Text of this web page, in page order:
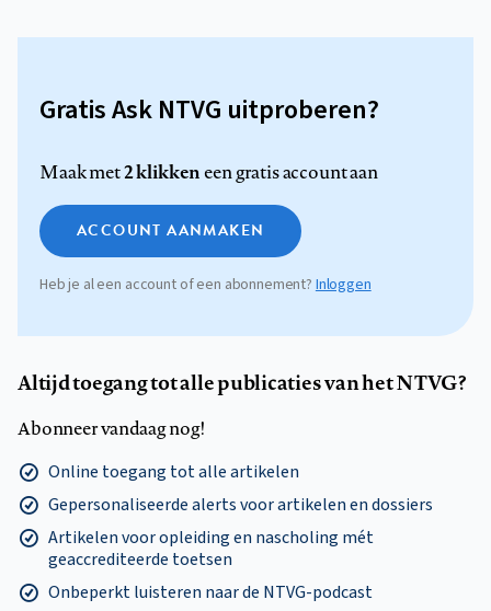
Gratis Ask NTVG uitproberen?
Maak met2 klikkeneen gratis account aan
ACCOUNT AANMAKEN
Heb je al een account of een abonnement? Inloggen
Altijd toegang tot alle publicaties van het NTVG?
Abonneer vandaag nog!
Online toegang tot alle artikelen
Gepersonaliseerde alerts voor artikelen en dossiers
Artikelen voor opleiding en nascholing mét
geaccrediteerde toetsen
Onbeperkt luisteren naar de NTVG-podcast